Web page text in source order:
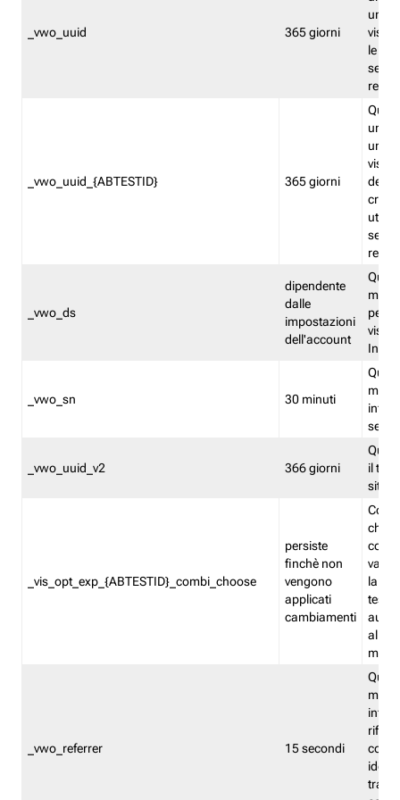
_vwo_uuid 365 giorni
le
_vwo_uuid_{ABTESTID} 365 giorni
un
del
_vwo_ds
dipendente
dalle
impostazioni
dell'account
_vwo_sn 30 minuti
_vwo_uuid_v2 366 giorni
il
sito
_vis_opt_exp_{ABTESTID}_combi_choose
persiste
finchè non
vengono
applicati
cambiamenti
che
la
test.
_vwo_referrer 15 secondi